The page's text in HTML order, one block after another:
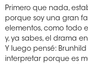
Primero que nada,
porque soy una gran
elementos, como todo
y, ya sabes, el drama
Y luego pensé:
interpretar porque es